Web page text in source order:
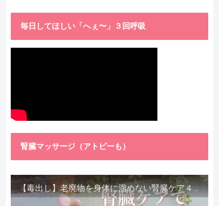
毎日してほしい「へぇ〜」３回呼吸
腎臓マッサージ（アトピーも）
【毒出し】老廃物を身体に溜めない腎臓ケア４種をご紹介します。